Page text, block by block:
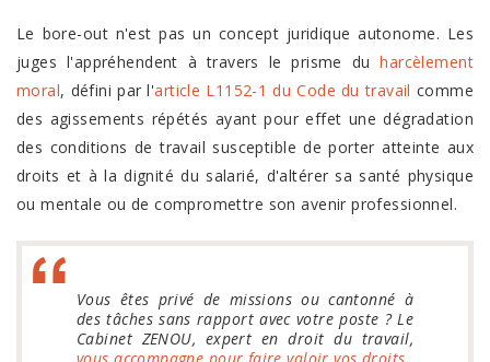
Le bore-out n'est pas un concept juridique autonome. Les
juges l'appréhendent à travers le prisme duharcèlement
moral, défini par l'article L1152-1 du Code du travail comme
des agissements répétés ayant pour effet une dégradation
des conditions de travail susceptible de porter atteinte aux
droits et à la dignité du salarié, d'altérer sa santé physique
ou mentale ou de compromettre son avenir professionnel.
Vous êtes privé de missions ou cantonné à
des tâches sans rapport avec votre poste ? Le
Cabinet ZENOU, expert en droit du travail,
vous accompagne pour faire valoir vos droits